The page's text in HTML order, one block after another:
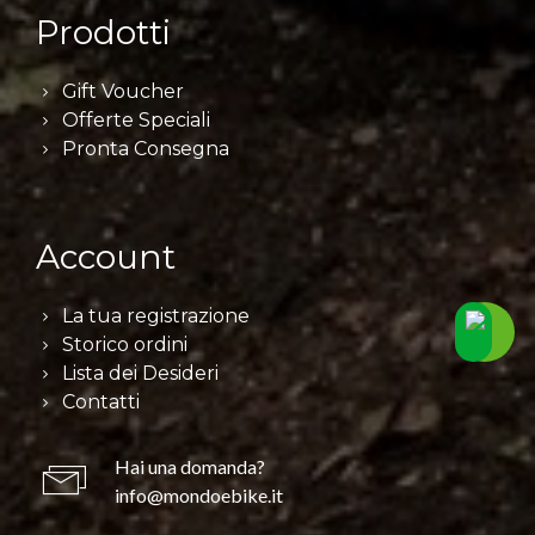
Prodotti
Gift Voucher
Offerte Speciali
Pronta Consegna
Account
La tua registrazione
Storico ordini
Lista dei Desideri
Contatti
Hai una domanda?
info@mondoebike.it